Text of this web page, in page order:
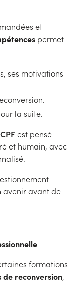
et
permet
ses motivations
la suite.
est pensé
et humain, avec
avenir avant de
formations
reconversion,